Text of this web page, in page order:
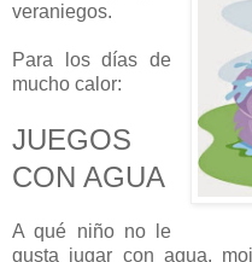
veraniegos.
Para los días de
mucho calor:
JUEGOS
CON AGUA
A qué niño no le
gusta jugar con agua,